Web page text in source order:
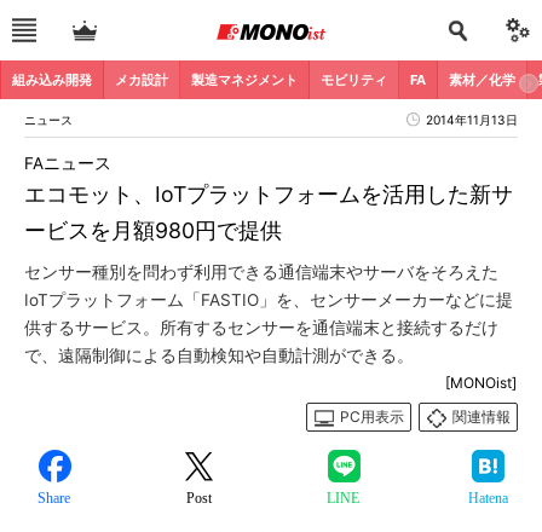
組み込み開発 メカ設計 製造マネジメント モビリティ FA 素材／化学
ニュース 2014年11月13日
エコモット、IoTプラットフォームを活用した新サ
ービスを月額980円で提供
FAニュース
センサー種別を問わず利用できる通信端末やサーバをそろえた
IoTプラットフォーム「FASTIO」を、センサーメーカーなどに提
供するサービス。所有するセンサーを通信端末と接続するだけ
で、遠隔制御による自動検知や自動計測ができる。
[MONOist]
PC用表示
関連情報
Share Post LINE Hatena